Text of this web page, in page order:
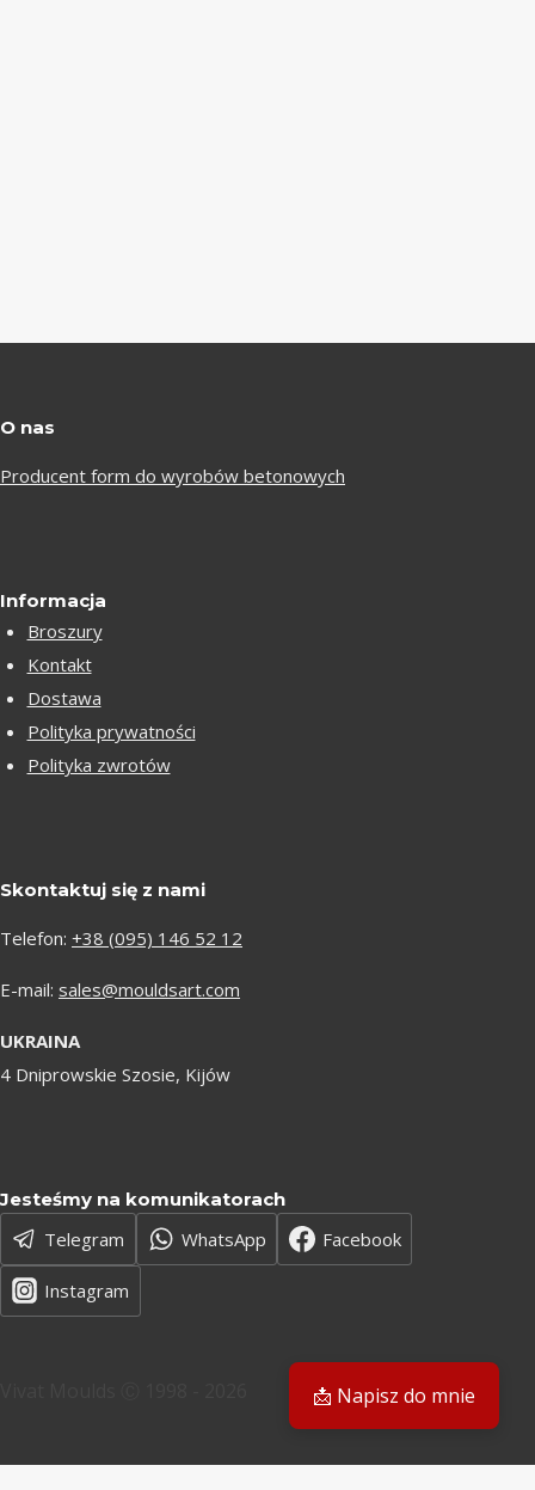
O nas
Producent form do wyrobów betonowych
Informacja
Broszury
Kontakt
Dostawa
Polityka prywatności
Polityka zwrotów
Skontaktuj się z nami
Telefon: +38 (095) 146 52 12
E-mail: sales@mouldsart.com
UKRAINA
4 Dniprowskie Szosie, Kijów
Jesteśmy na komunikatorach
Telegram WhatsApp Facebook
Instagram
📩 Napisz do mnie